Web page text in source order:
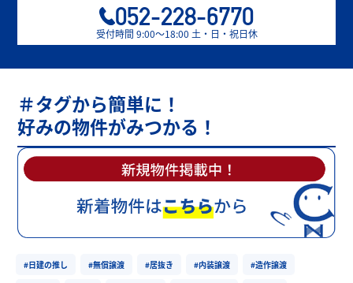
052-228-6770
受付時間 9:00〜18:00 土・日・祝日休
＃タグから簡単に！
好みの物件がみつかる！
#日建の推し #無償譲渡 #居抜き #内装譲渡 #造作譲渡